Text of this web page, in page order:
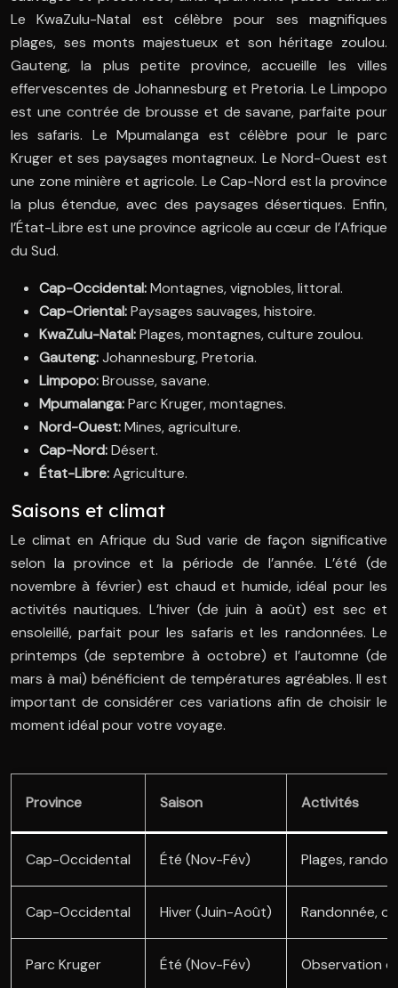
Le KwaZulu-Natal est célèbre pour ses magnifiques
plages, ses monts majestueux et son héritage zoulou.
Gauteng, la plus petite province, accueille les villes
effervescentes de Johannesburg et Pretoria. Le Limpopo
est une contrée de brousse et de savane, parfaite pour
les safaris. Le Mpumalanga est célèbre pour le parc
Kruger et ses paysages montagneux. Le Nord-Ouest est
une zone minière et agricole. Le Cap-Nord est la province
la plus étendue, avec des paysages désertiques. Enfin,
l’État-Libre est une province agricole au cœur de l’Afrique
du Sud.
Cap-Occidental:Montagnes, vignobles, littoral.
Cap-Oriental:Paysages sauvages, histoire.
KwaZulu-Natal:Plages, montagnes, culture zoulou.
Gauteng:Johannesburg, Pretoria.
Limpopo:Brousse, savane.
Mpumalanga:Parc Kruger, montagnes.
Nord-Ouest:Mines, agriculture.
Cap-Nord:Désert.
État-Libre:Agriculture.
Saisons et climat
Le climat en Afrique du Sud varie de façon significative
selon la province et la période de l’année. L’été (de
novembre à février) est chaud et humide, idéal pour les
activités nautiques. L’hiver (de juin à août) est sec et
ensoleillé, parfait pour les safaris et les randonnées. Le
printemps (de septembre à octobre) et l’automne (de
mars à mai) bénéficient de températures agréables. Il est
important de considérer ces variations afin de choisir le
moment idéal pour votre voyage.
Province Saison Activités
Cap-Occidental Été (Nov-Fév) Plages,
Cap-Occidental Hiver (Juin-Août) Randonnée,
Parc Kruger Été (Nov-Fév) Observation